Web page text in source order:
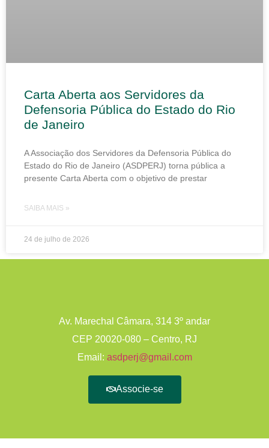
Carta Aberta aos Servidores da
Defensoria Pública do Estado do Rio
de Janeiro
A Associação dos Servidores da Defensoria Pública do
Estado do Rio de Janeiro (ASDPERJ) torna pública a
presente Carta Aberta com o objetivo de prestar
SAIBA MAIS »
24 de julho de 2026
Av. Marechal Câmara, 314 3º andar
CEP 20020-080 – Centro, RJ
Email: asdperj@gmail.com
Associe-se